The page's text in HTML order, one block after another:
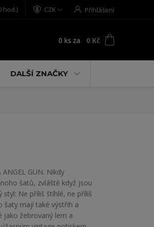
CZK Přihlášení
hod.)
0 ks za 0 Kč
DALŠÍ ZNAČKY
ANGEL GUN. Nikdy
šatů, zvláště když jsou
Ne příliš štíhlé, ne příliš
šaty mají také výstřih a
jako žebrovaný lem a